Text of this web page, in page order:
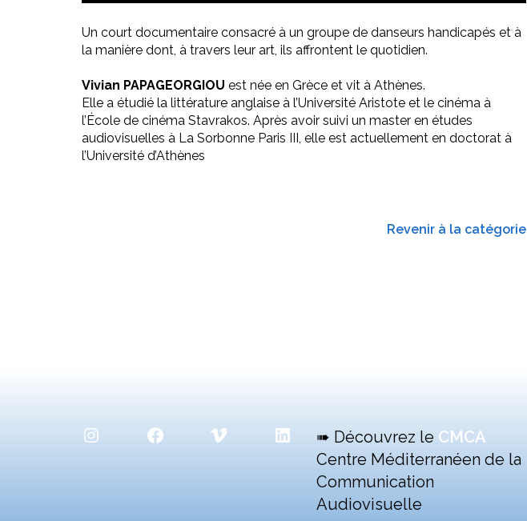
Un court documentaire consacré à un groupe de danseurs handicapés et à
la manière dont, à travers leur art, ils affrontent le quotidien.
Vivian PAPAGEORGIOU est née en Grèce et vit à Athènes.
Elle a étudié la littérature anglaise à l’Université Aristote et le cinéma à
l’École de cinéma Stavrakos. Après avoir suivi un master en études
audiovisuelles à La Sorbonne Paris III, elle est actuellement en doctorat à
l’Université d’Athènes
Revenir à la catégorie
InstagramFacebookVimeo LinkedIn➠ Découvrez le CMCA
Centre Méditerranéen de la
Communication
Audiovisuelle